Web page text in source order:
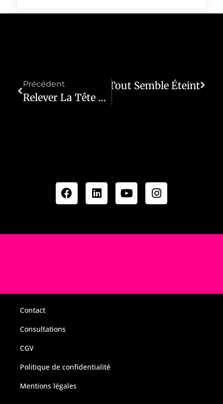
Précédent
Relever La Tête Quand Tout Semble Peser Trop Lourd
La Lumière Quand Tout Semble Éteint
Contact
Consultations
CGV
Politique de confidentialité
Mentions légales